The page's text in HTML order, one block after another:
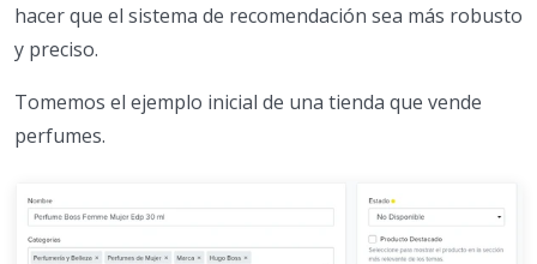
hacer que el sistema de recomendación sea más robusto
y preciso.
Tomemos el ejemplo inicial de una tienda que vende
perfumes.